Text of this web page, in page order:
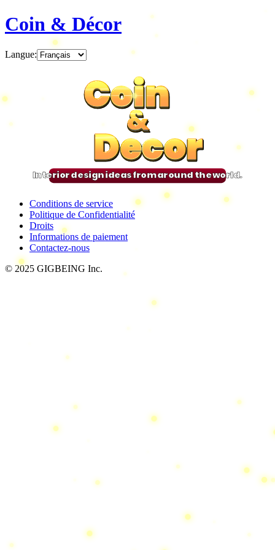
Coin & Décor
Langue:
Coin
&
Decor
Coin
&
Decor
Coin
&
Decor
Coin
&
Decor
Interior design ideas from around the world.
Conditions de service
Politique de Confidentialité
Droits
Informations de paiement
Contactez-nous
© 2025 GIGBEING Inc.